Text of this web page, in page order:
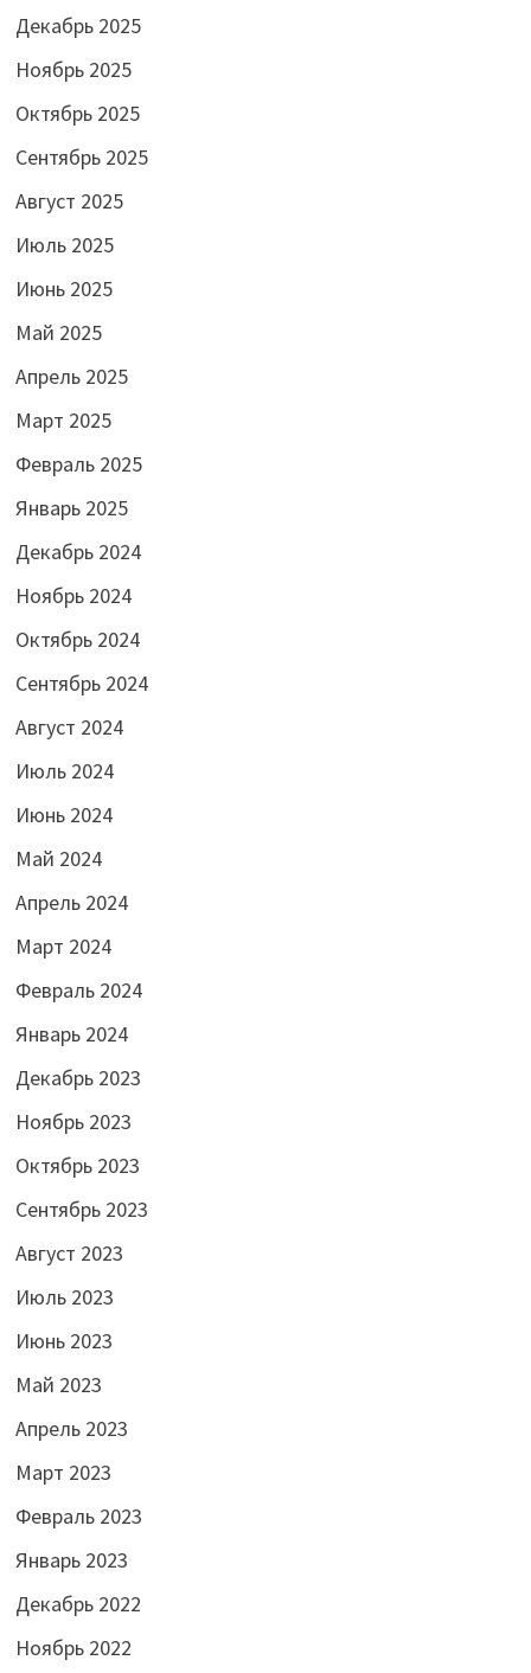
Декабрь 2025
Ноябрь 2025
Октябрь 2025
Сентябрь 2025
Август 2025
Июль 2025
Июнь 2025
Май 2025
Апрель 2025
Март 2025
Февраль 2025
Январь 2025
Декабрь 2024
Ноябрь 2024
Октябрь 2024
Сентябрь 2024
Август 2024
Июль 2024
Июнь 2024
Май 2024
Апрель 2024
Март 2024
Февраль 2024
Январь 2024
Декабрь 2023
Ноябрь 2023
Октябрь 2023
Сентябрь 2023
Август 2023
Июль 2023
Июнь 2023
Май 2023
Апрель 2023
Март 2023
Февраль 2023
Январь 2023
Декабрь 2022
Ноябрь 2022